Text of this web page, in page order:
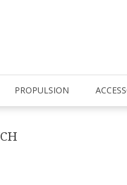
PROPULSION